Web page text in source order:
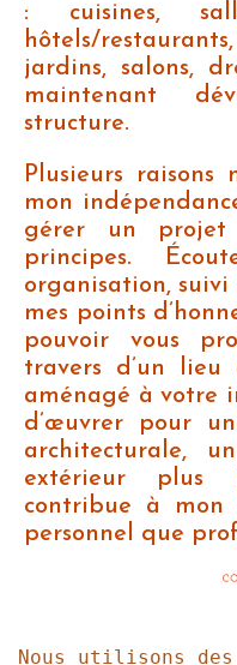
: cuisines,
hôtels/
jardins, salons,
maintenant
structure.
Plusieurs raisons
mon
gérer un projet
principes.
organisation,
mes points
pouvoir vous
travers d’un lieu
aménagé à votre
d’œuvrer pour
architecturale,
extérieur plus
contribue à mon
personnel que
toujours mieux